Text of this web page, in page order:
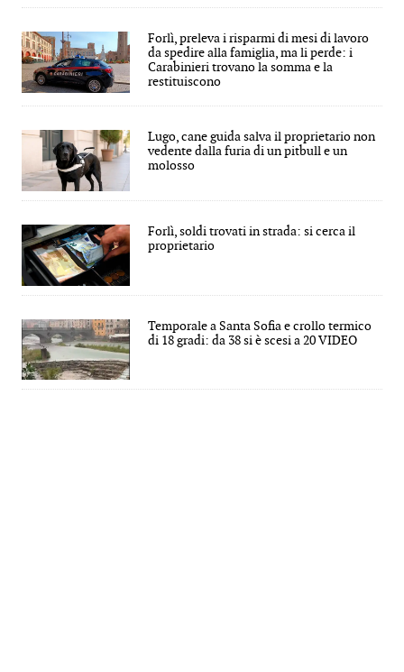
Forlì, preleva i risparmi di mesi di lavoro
da spedire alla famiglia, ma li perde: i
Carabinieri trovano la somma e la
restituiscono
Lugo, cane guida salva il proprietario non
vedente dalla furia di un pitbull e un
molosso
Forlì, soldi trovati in strada: si cerca il
proprietario
Temporale a Santa Sofia e crollo termico
di 18 gradi: da 38 si è scesi a 20 VIDEO